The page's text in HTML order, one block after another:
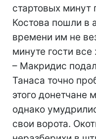
стартовых
Костова пошли в
времени им не
минуте гости
– Макридис
Танаса точно
этого донетчане
однако
свои ворота.